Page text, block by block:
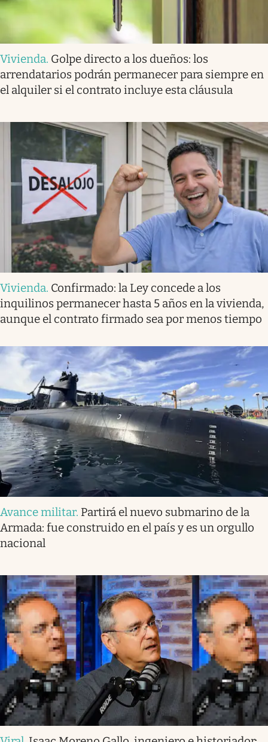
Vivienda. Golpe directo a los dueños: los
arrendatarios podrán permanecer para siempre en
el alquiler si el contrato incluye esta cláusula
Vivienda. Confirmado: la Ley concede a los
inquilinos permanecer hasta 5 años en la vivienda,
aunque el contrato firmado sea por menos tiempo
Avance militar. Partirá el nuevo submarino de la
Armada: fue construido en el país y es un orgullo
nacional